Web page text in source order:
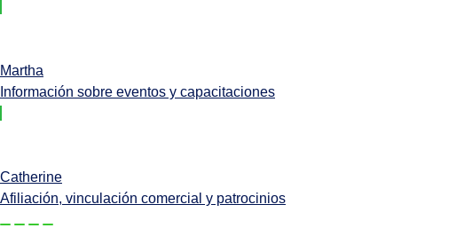
Martha
Información sobre eventos y capacitaciones
Catherine
Afiliación, vinculación comercial y patrocinios